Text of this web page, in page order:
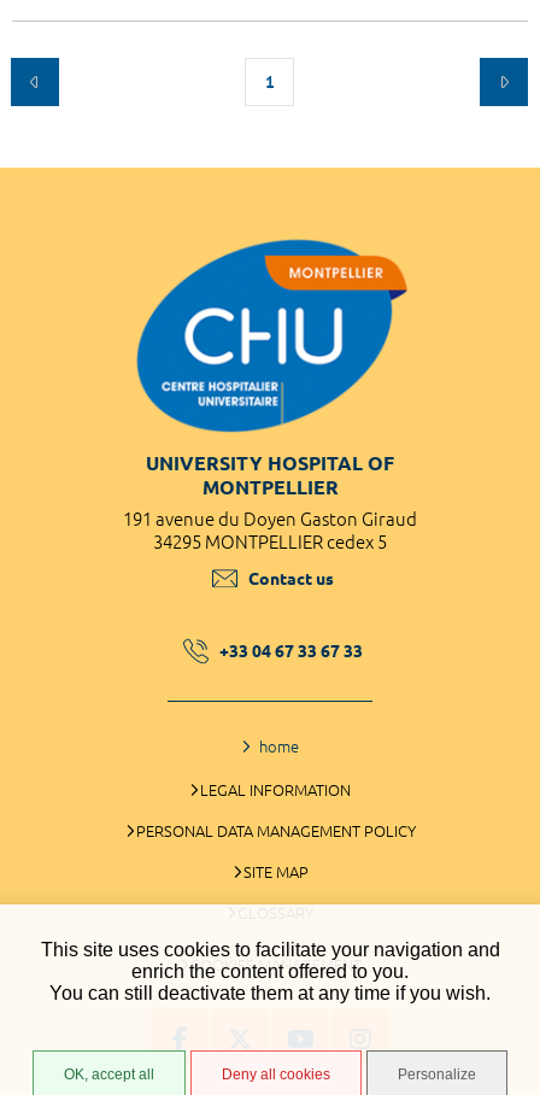
This site uses cookies to facilitate your navigation and
enrich the content offered to you.
You can still deactivate them at any time if you wish.
OK, accept all Deny all cookies Personalize
1
UNIVERSITY HOSPITAL OF
MONTPELLIER
191 avenue du Doyen Gaston Giraud
34295 MONTPELLIER cedex 5
Contact us
+33 04 67 33 67 33
home
LEGAL INFORMATION
PERSONAL DATA MANAGEMENT POLICY
SITE MAP
GLOSSARY
COOKIES MANAGEMENT